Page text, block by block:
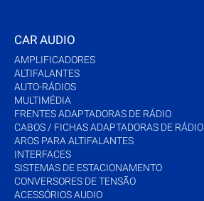
CAR AUDIO
AMPLIFICADORES
ALTIFALANTES
AUTO-RÁDIOS
MULTIMÉDIA
FRENTES ADAPTADORAS DE RÁDIO
CABOS / FICHAS ADAPTADORAS DE RÁDIO
AROS PARA ALTIFALANTES
INTERFACES
SISTEMAS DE ESTACIONAMENTO
CONVERSORES DE TENSÃO
ACESSÓRIOS AUDIO